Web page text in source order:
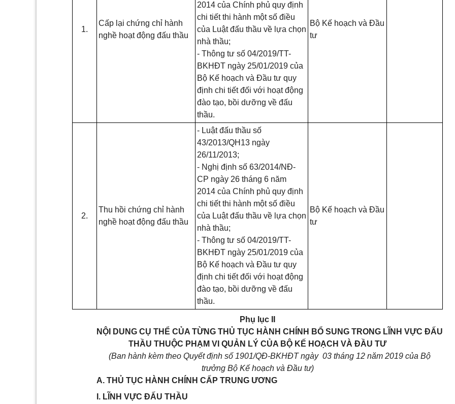
1.
Cấp lại chứng chỉ hành
nghề hoạt động đấu thầu
2014 của Chính phủ quy định
chi tiết thi hành một số điều
của Luật đấu thầu về lựa chọn
nhà thầu;
- Thông tư số 04/2019/TT-
BKHĐT ngày 25/01/2019 của
Bộ Kế hoạch và Đầu tư quy
định chi tiết đối với hoạt động
đào tạo, bồi dưỡng về đấu
thầu.
Bộ Kế hoạch và Đầu
tư
2.
Thu hồi chứng chỉ hành
nghề hoạt động đấu thầu
- Luật đấu thầu số
43/2013/QH13 ngày
26/11/2013;
- Nghị định số 63/2014/NĐ-
CP ngày 26 tháng 6 năm
2014 của Chính phủ quy định
chi tiết thi hành một số điều
của Luật đấu thầu về lựa chọn
nhà thầu;
- Thông tư số 04/2019/TT-
BKHĐT ngày 25/01/2019 của
Bộ Kế hoạch và Đầu tư quy
định chi tiết đối với hoạt động
đào tạo, bồi dưỡng về đấu
thầu.
Bộ Kế hoạch và Đầu
tư
Phụ lục II
NỘI DUNG CỤ THỂ CỦA TỪNG THỦ TỤC HÀNH CHÍNH BỔ SUNG TRONG LĨNH VỰC ĐẤU
THẦU THUỘC PHẠM VI QUẢN LÝ CỦA BỘ KẾ HOẠCH VÀ ĐẦU TƯ
(Ban hành kèm theo Quyết định số 1901/QĐ-BKHĐT ngày 03 tháng 12 năm 2019 của Bộ
trưởng Bộ Kế hoạch và Đầu tư)
A. THỦ TỤC HÀNH CHÍNH CẤP TRUNG ƯƠNG
I. LĨNH VỰC ĐẤU THẦU